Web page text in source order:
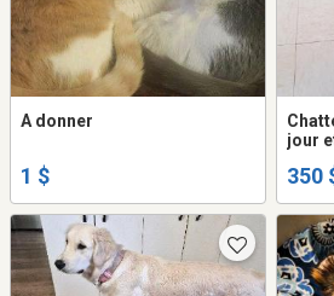
A donner
1 $
jour
350